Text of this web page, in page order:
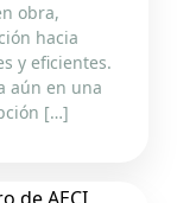
obra,
hacia
y eficientes.
aún en una
[…]